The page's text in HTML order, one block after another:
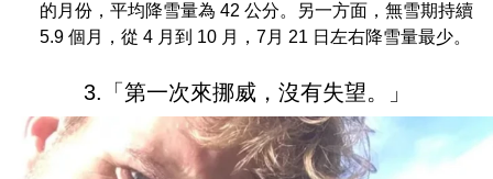
的月份，平均降雪量為 42 公分。另一方面，無雪期持續
5.9 個月，從 4 月到 10 月，7月 21 日左右降雪量最少。
3.「第一次來挪威，沒有失望。」